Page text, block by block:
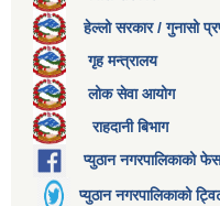
हेल्लो सरकार / गुनासो
गृह मन्त्रालय
लोक सेवा आयोग
राहदानी बिभाग
प्युठान नगरपालिकाको
प्युठान नगरपालिकाको